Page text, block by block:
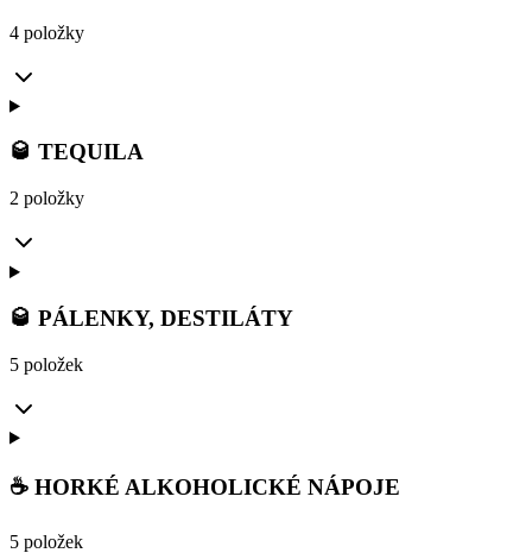
4 položky
🥃 TEQUILA
2 položky
🥃 PÁLENKY, DESTILÁTY
5 položek
☕ HORKÉ ALKOHOLICKÉ NÁPOJE
5 položek